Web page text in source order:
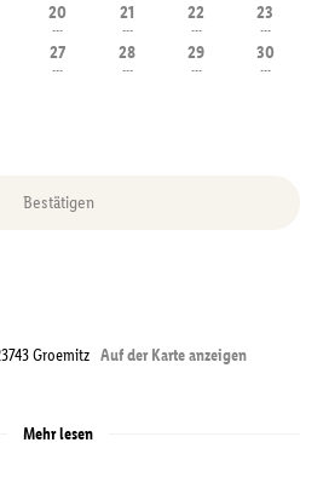
20
---
21
---
22
---
23
---
27
---
28
---
29
---
30
---
Bestätigen
Groemitz Auf der Karte anzeigen
Mehr lesen